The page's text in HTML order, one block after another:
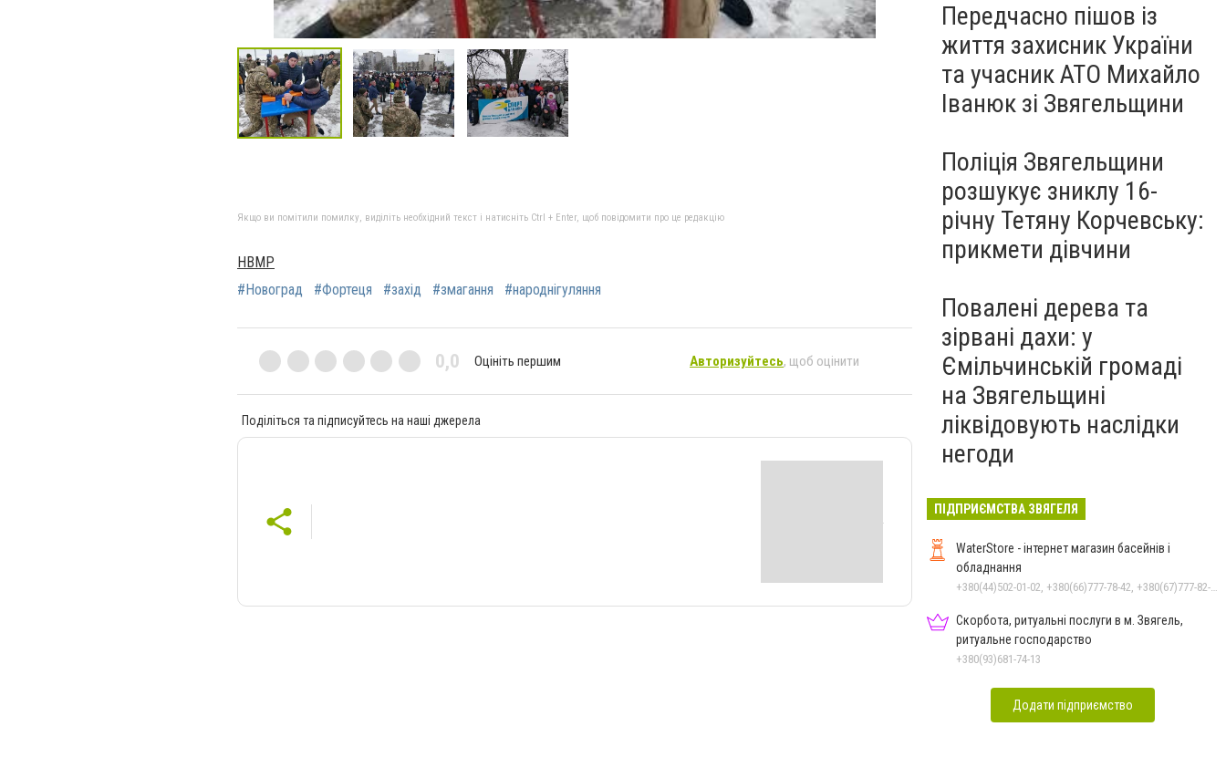
Якщо ви помітили помилку, виділіть необхідний текст і натисніть Ctrl + Enter, щоб повідомити про це редакцію
НВМР
#Новоград
#Фортеця #захід #змагання #народнігуляння
0,0 Оцініть першим Авторизуйтесь, щоб оцінити
Поділіться та підписуйтесь на наші джерела
Передчасно пішов із
життя захисник України
та учасник АТО Михайло
Іванюк зі Звягельщини
Поліція Звягельщини
розшукує зниклу 16-
річну Тетяну Корчевську:
прикмети дівчини
Повалені дерева та
зірвані дахи: у
Ємільчинській громаді
на Звягельщині
ліквідовують наслідки
негоди
ПІДПРИЄМСТВА ЗВЯГЕЛЯ
WaterStore - інтернет магазин басейнів і
обладнання
+380(44)502-01-02, +380(66)777-78-42, +380(67)777-82-19, +380(67)890-80-80, +380(73)890-80-80, +380(44)502-01-03
Скорбота, ритуальні послуги в м. Звягель,
ритуальне господарство
+380(93)681-74-13
Додати підприємство